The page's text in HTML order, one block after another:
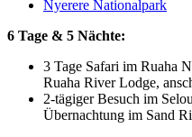
Nyerere Nationalpark
6 Tage & 5 Nächte:
3 Tage Safari im Ruaha
Ruaha River Lodge,
2-tägiger Besuch im
Übernachtung im Sand